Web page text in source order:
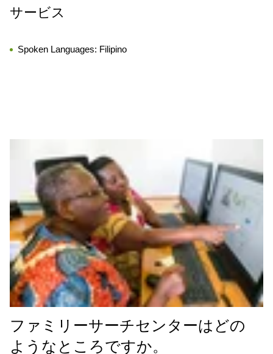
サービス
Spoken Languages: Filipino
ファミリーサーチセンターはどの
ようなところですか。